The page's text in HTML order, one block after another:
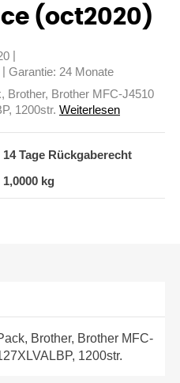
(oct2020)
Garantie: 24 Monate
Brother, Brother MFC-J4510
1200str. Weiterlesen
14 Tage Rückgaberecht
1,0000 kg
Brother, Brother MFC-
1200str.